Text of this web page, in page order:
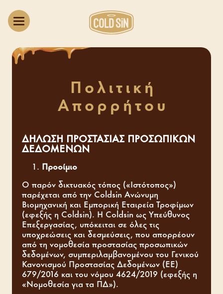
Πολιτική
Απορρήτου
ΔΗΛΩΣΗ ΠΡΟΣΤΑΣΙΑΣ ΠΡΟΣΩΠΙΚΩΝ
ΔΕΔΟΜΕΝΩΝ
Προοίμιο
Ο παρόν δικτυακός τόπος («Ιστότοπος»)
παρέχεται από την Coldsin Ανώνυμη
Βιομηχανική και Εμπορική Εταιρεία Τροφίμων
(εφεξής η Coldsin). Η Coldsin ως Υπεύθυνος
Επεξεργασίας, υπόκειται σε όλες τις
υποχρεώσεις και δεσμεύσεις, που απορρέουν
από τη νομοθεσία προστασίας προσωπικών
δεδομένων, συμπεριλαμβανομένου του Γενικού
Κανονισμού Προστασίας Δεδομένων (ΕΕ)
679/2016 και του νόμου 4624/2019 (εφεξής η
«Νομοθεσία για τα ΠΔ»).